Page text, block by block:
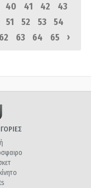
40 41 42
43
51 52 53
54
62 63 64 65 ›